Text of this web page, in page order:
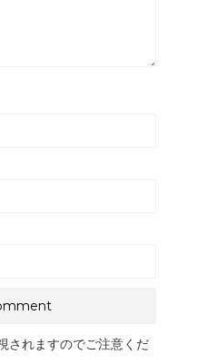
されますのでご注意くだ